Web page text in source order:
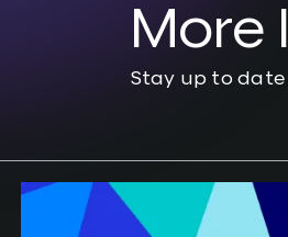
More
Stay up to